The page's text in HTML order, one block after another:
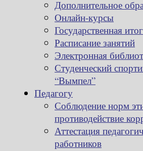
Дополнительное
Онлайн-курсы
Государственная
Расписание занятий
Электронная
Студенческий
“Вымпел”
Педагогу
Соблюдение норм
противодействие
Аттестация
работников